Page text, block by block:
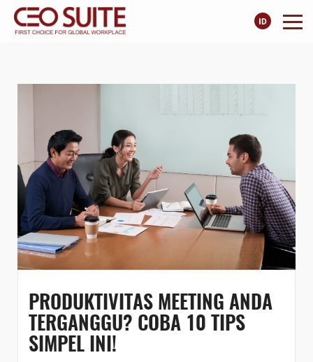
PRODUKTIVITAS MEETING ANDA
TERGANGGU? COBA 10 TIPS
SIMPEL INI!